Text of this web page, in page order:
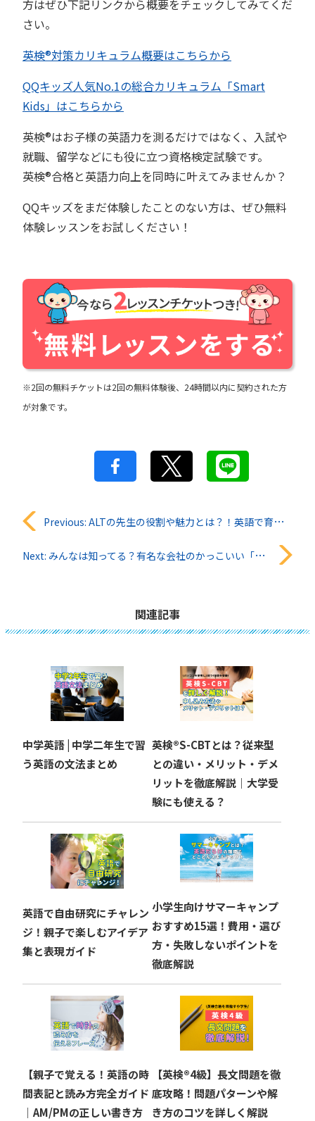
方はぜひ下記リンクから概要をチェックしてみてくだ
さい。
英検®︎対策カリキュラム概要はこちらから
QQキッズ人気No.1の総合カリキュラム「Smart
Kids」はこちらから
英検®︎はお子様の英語力を測るだけではなく、入試や
就職、留学などにも役に立つ資格検定試験です。
英検®︎合格と英語力向上を同時に叶えてみませんか？
QQキッズをまだ体験したことのない方は、ぜひ無料
体験レッスンをお試しください！
※2回の無料チケットは2回の無料体験後、24時間以内に契約された方
が対象です。
投
稿
ョ
ン
Previous: ALTの先生の役割や魅力とは？！英語で育む子供の未来
Next: みんなは知ってる？有名な会社のかっこいい「英語のスローガン」
関連記事
中学英語 | 中学二年生で習
う英語の文法まとめ
英検®︎S-CBTとは？従来型
との違い・メリット・デメ
リットを徹底解説｜大学受
験にも使える？
英語で自由研究にチャレン
ジ！親子で楽しむアイデア
集と表現ガイド
小学生向けサマーキャンプ
おすすめ15選！費用・選び
方・失敗しないポイントを
徹底解説
【親子で覚える！英語の時
間表記と読み方完全ガイド
｜AM/PMの正しい書き方
【英検®︎4級】長文問題を徹
底攻略！問題パターンや解
き方のコツを詳しく解説